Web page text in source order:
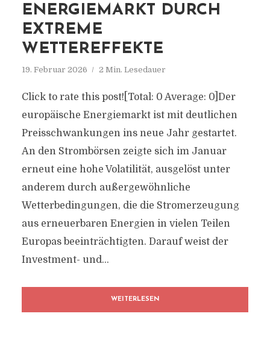
ENERGIEMARKT DURCH
EXTREME
WETTEREFFEKTE
19. Februar 2026 2 Min. Lesedauer
Click to rate this post![Total: 0 Average: 0]Der
europäische Energiemarkt ist mit deutlichen
Preisschwankungen ins neue Jahr gestartet.
An den Strombörsen zeigte sich im Januar
erneut eine hohe Volatilität, ausgelöst unter
anderem durch außergewöhnliche
Wetterbedingungen, die die Stromerzeugung
aus erneuerbaren Energien in vielen Teilen
Europas beeinträchtigten. Darauf weist der
Investment- und...
WEITERLESEN